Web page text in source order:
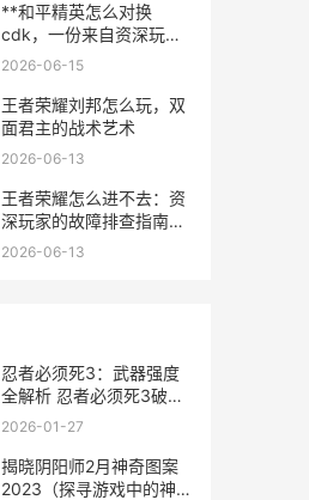
**和平精英怎么对换
cdk，一份来自资深玩家
的实用指南，副标题，全
巧**
2026-06-15
王者荣耀刘邦怎么玩，双
面君主的战术艺术
2026-06-13
王者荣耀怎么进不去：资
深玩家的故障排查指南，
副标题：当登录界面成为
2026-06-13
忍者必须死3：武器强度
全解析 忍者必须死3破解
版无限勾玉下载安装
2026-01-27
揭晓阴阳师2月神奇图案
2023（探寻游戏中的神奇